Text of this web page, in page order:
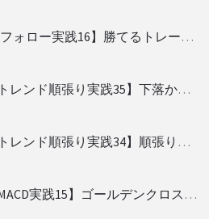
勝てるBO攻略【iフォロー実践16】勝てるトレーダーを見抜く
勝てるBO攻略【トレンド順張り実践35】下落からの反発を見極める
勝てるBO攻略【トレンド順張り実践34】順張りに適した変動
勝てるBO攻略【MACD実践15】ゴールデンクロスで勝つ